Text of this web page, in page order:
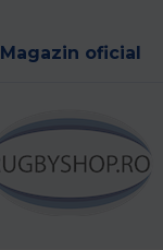
Magazin oficial